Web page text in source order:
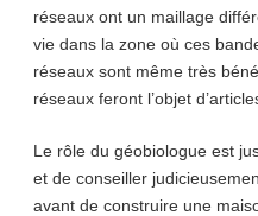
réseaux ont un maillage
vie dans la zone où ces
réseaux sont même très
réseaux feront l’objet
Le rôle du géobiologue est
et de conseiller
avant de construire une